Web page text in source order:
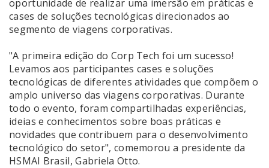
oportunidade de realizar uma imersão em práticas e
cases de soluções tecnológicas direcionados ao
segmento de viagens corporativas.
"A primeira edição do Corp Tech foi um sucesso!
Levamos aos participantes cases e soluções
tecnológicas de diferentes atividades que compõem o
amplo universo das viagens corporativas. Durante
todo o evento, foram compartilhadas experiências,
ideias e conhecimentos sobre boas práticas e
novidades que contribuem para o desenvolvimento
tecnológico do setor", comemorou a presidente da
HSMAI Brasil, Gabriela Otto.